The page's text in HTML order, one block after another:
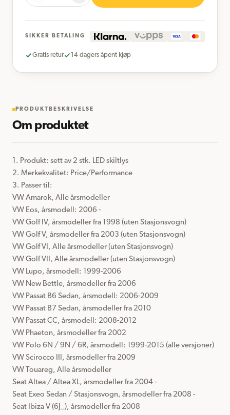
SIKKER BETALING
Gratis retur 14 dagers åpent kjøp
PRODUKTBESKRIVELSE
Om produktet
1. Produkt: sett av 2 stk. LED skiltlys
2. Merkekvalitet: Price/Performance
3. Passer til:
VW Amarok, Alle årsmodeller
VW Eos, årsmodell: 2006 -
VW Golf IV, årsmodeller fra 1998 (uten Stasjonsvogn)
VW Golf V, årsmodeller fra 2003 (uten Stasjonsvogn)
VW Golf VI, Alle årsmodeller (uten Stasjonsvogn)
VW Golf VII, Alle årsmodeller (uten Stasjonsvogn)
VW Lupo, årsmodell: 1999-2006
VW New Bettle, årsmodeller fra 2006
VW Passat B6 Sedan, årsmodell: 2006-2009
VW Passat B7 Sedan, årsmodeller fra 2010
VW Passat CC, årsmodell: 2008-2012
VW Phaeton, årsmodeller fra 2002
VW Polo 6N / 9N / 6R, årsmodell: 1999-2015 (alle versjoner)
VW Scirocco III, årsmodeller fra 2009
VW Touareg, Alle årsmodeller
Seat Altea / Altea XL, årsmodeller fra 2004 -
Seat Exeo Sedan / Stasjonsvogn, årsmodeller fra 2008 -
Seat Ibiza V (6J_), årsmodeller fra 2008